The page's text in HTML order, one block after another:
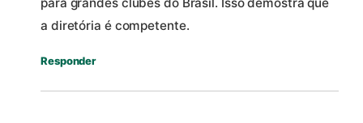
a diretória é competente.
Responder